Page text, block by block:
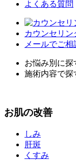
よくある質問
カウンセリン
メールでご相
お悩み別に探
施術内容で探
お肌の改善
しみ
肝斑
くすみ